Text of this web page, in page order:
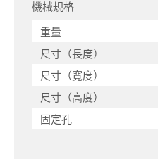
機械規格
重量
尺寸（長度）
尺寸（寬度）
尺寸（高度）
固定孔